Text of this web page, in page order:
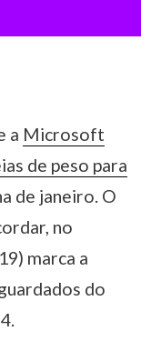
a Microsoft
de peso para
de janeiro. O
no
marca a
do